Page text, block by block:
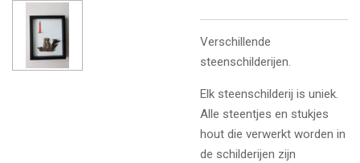
Verschillende
steenschilderijen.
Elk steenschilderij is uniek.
Alle steentjes en stukjes
hout die verwerkt worden in
de schilderijen zijn